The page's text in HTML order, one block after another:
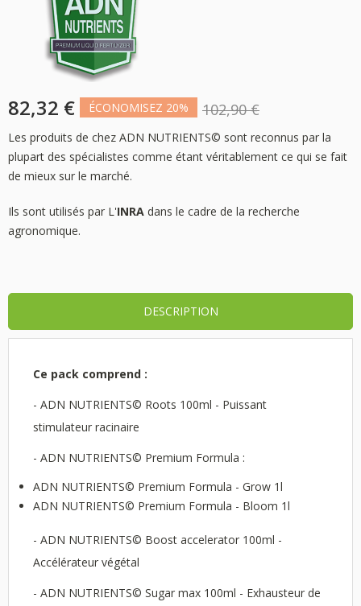
82,32 € ÉCONOMISEZ 20% 102,90 €
Les produits de chez ADN NUTRIENTS© sont reconnus par la
plupart des spécialistes comme étant véritablement ce qui se fait
de mieux sur le marché.
Ils sont utilisés par L'INRA dans le cadre de la recherche
agronomique.
DESCRIPTION
Ce pack comprend :
- ADN NUTRIENTS© Roots 100ml - Puissant
stimulateur racinaire
- ADN NUTRIENTS© Premium Formula :
ADN NUTRIENTS© Premium Formula - Grow 1l
ADN NUTRIENTS© Premium Formula - Bloom 1l
- ADN NUTRIENTS© Boost accelerator 100ml -
Accélérateur végétal
- ADN NUTRIENTS© Sugar max 100ml - Exhausteur de